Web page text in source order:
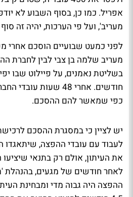
אפריל. כמו כן, בסוף השבוע לא
מעריב', ועל פי הערכות, יהיה זה
לפני כמעט שבועיים הוסכם אחרי
מעריב שלמה בן צבי לבין לחברת
חודשים. אחרי 48 שעות
כפי שמאשר להם ההסכם.
יש לציין כי במסגרת ההסכם
לעבוד עם עובדי ההפצה,
את העיתון, אולם רק בתנאי
לאחר חודשים של מגעים, בהנהלת
ההפצה היה גבוה מדי ומבחינת